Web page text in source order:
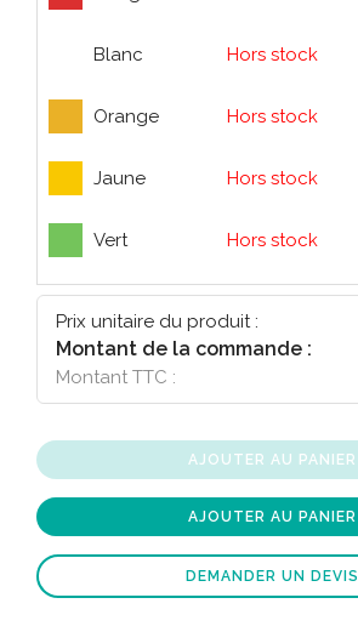
Blanc Hors stock
Orange Hors stock
Jaune Hors stock
Vert Hors stock
Gris clair Hors stock
Prix unitaire du produit :
Montant de la commande :
Montant TTC :
AJOUTER AU PANIER
AJOUTER AU PANIER
DEMANDER UN DEVIS